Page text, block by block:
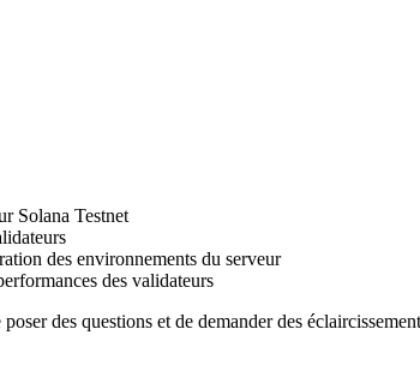
Solana Testnet
des environnements du serveur
des validateurs
des questions et de demander des